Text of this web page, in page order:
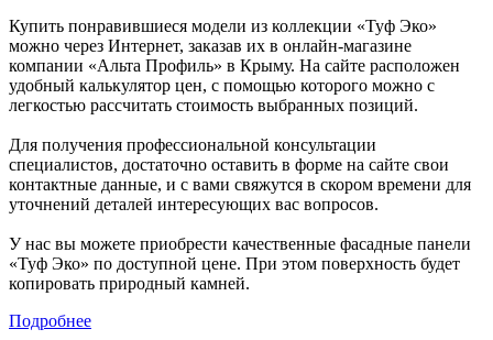
Купить понравившиеся модели из коллекции «Туф Эко»
можно через Интернет, заказав их в онлайн-магазине
компании «Альта Профиль» в Крыму. На сайте расположен
удобный калькулятор цен, с помощью которого можно с
легкостью рассчитать стоимость выбранных позиций.
Для получения профессиональной консультации
специалистов, достаточно оставить в форме на сайте свои
контактные данные, и с вами свяжутся в скором времени для
уточнений деталей интересующих вас вопросов.
У нас вы можете приобрести качественные фасадные панели
«Туф Эко» по доступной цене. При этом поверхность будет
копировать природный камней.
Подробнее